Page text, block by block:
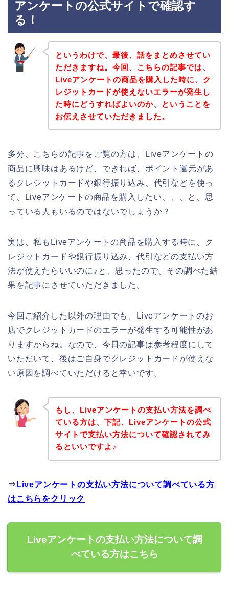
アンケートの公式サイトで確認す
る！
というわけで、最後、話をまとめさせてい
ただきますね。今回、こちらの記事では、
Liveアンケートの商品を購入した時に、ク
レジットカードが使えないエラーが発生し
た時にどうすればよいのか、ということを
お伝えさせていただきました。
多分、こちらの記事をご覧の方は、Liveアンケートの
商品に興味はあるけど、できれば、ポイント還元があ
るクレジットカードや銀行振り込み、代引などを使っ
て、Liveアンケートの商品を購入したい、、、と、思
っている人もいるのではないでしょうか？
実は、私もLiveアンケートの商品を購入する時に、ク
レジットカードや銀行振り込み、代引などの支払い方
法が使えたらいいのに♪と、思ったので、その調べた結
果を記事にさせていただきました。
今回ご紹介した以外の理由でも、Liveアンケートのお
店でクレジットカードのエラーが発生する可能性があ
りますからね。なので、今日の記事は参考程度にして
いただいて、後はご自身でクレジットカードが使えな
い原因を調べていただけると幸いです。
もし、Liveアンケートの支払い方法を調べ
ている方は、下記、Liveアンケートの公式
サイトで支払い方法について確認されてみ
るといいですよ♪
⇒ Liveアンケートの支払い方法について調べている方
はこちらをクリック
Liveアンケートの支払い方法について調
べている方はこちら